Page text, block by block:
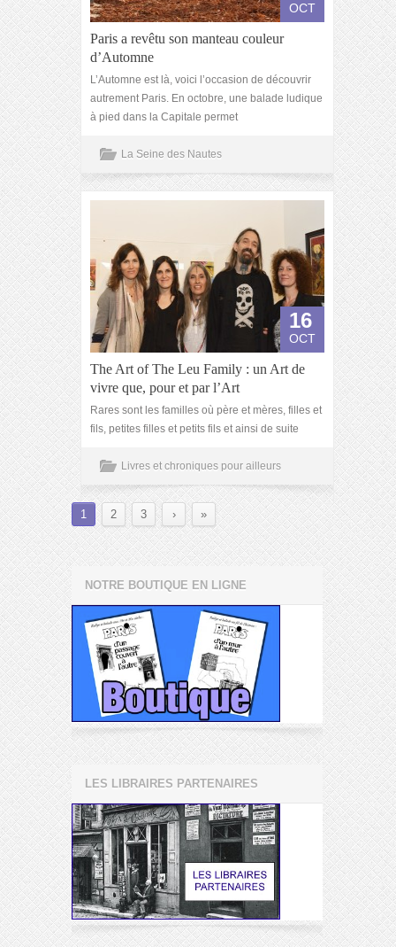
OCT
Paris a revêtu son manteau couleur
d’Automne
L’Automne est là, voici l’occasion de découvrir
autrement Paris. En octobre, une balade ludique
à pied dans la Capitale permet
La Seine des Nautes
16
OCT
The Art of The Leu Family : un Art de
vivre que, pour et par l’Art
Rares sont les familles où père et mères, filles et
fils, petites filles et petits fils et ainsi de suite
Livres et chroniques pour ailleurs
1 2 3 › »
NOTRE BOUTIQUE EN LIGNE
LES LIBRAIRES PARTENAIRES